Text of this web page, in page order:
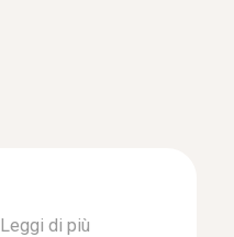
Leggi di più